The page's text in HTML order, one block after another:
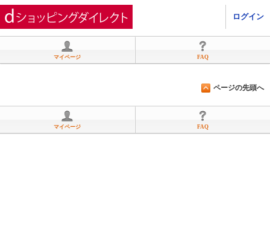
ログイン
マイページ FAQ
ページの先頭へ
マイページ FAQ